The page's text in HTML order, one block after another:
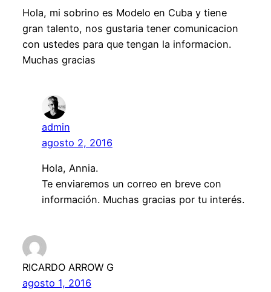
Hola, mi sobrino es Modelo en Cuba y tiene
gran talento, nos gustaria tener comunicacion
con ustedes para que tengan la informacion.
Muchas gracias
admin
agosto 2, 2016
Hola, Annia.
Te enviaremos un correo en breve con
información. Muchas gracias por tu interés.
RICARDO ARROW G
agosto 1, 2016